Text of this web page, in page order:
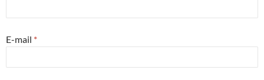
E-mail *